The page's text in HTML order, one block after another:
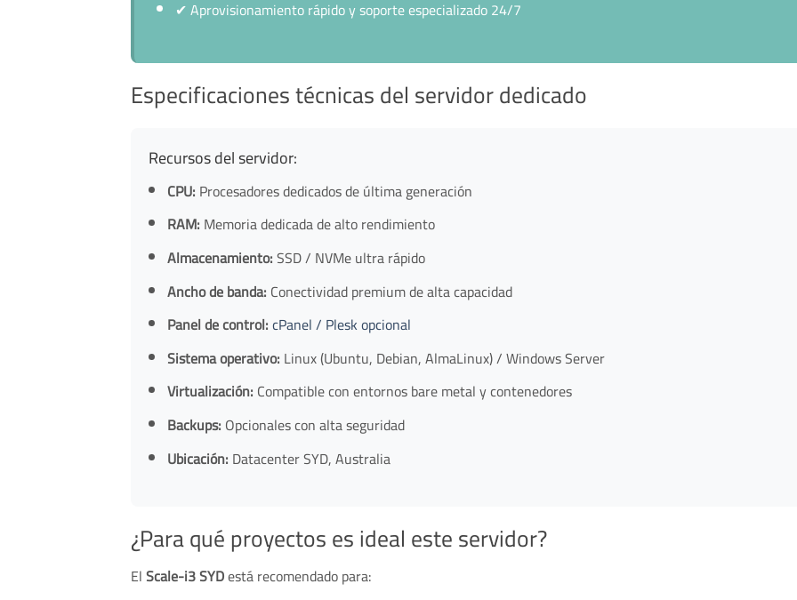
✔Aprovisionamiento rápido y soporte especializado 24/7
Especificaciones técnicas del servidor dedicado
Recursos del servidor:
CPU: Procesadores dedicados de última generación
RAM: Memoria dedicada de alto rendimiento
Almacenamiento:SSD / NVMe ultra rápido
Ancho de banda: Conectividad premium de alta capacidad
Panel de control:cPanel / Plesk opcional
Sistema operativo: Linux (Ubuntu, Debian, AlmaLinux) / Windows Server
Virtualización: Compatible con entornos bare metal y contenedores
Backups: Opcionales con alta seguridad
Ubicación: Datacenter SYD, Australia
¿Para qué proyectos es ideal este servidor?
ElScale-i3 SYDestá recomendado para: